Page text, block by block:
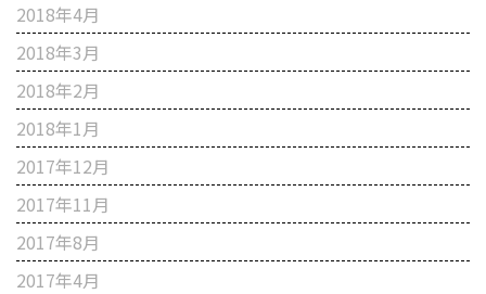
2018年4月
2018年3月
2018年2月
2018年1月
2017年12月
2017年11月
2017年8月
2017年4月